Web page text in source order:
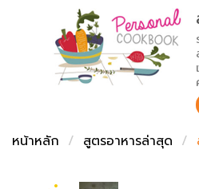
เปรียบเทียบหน่วยการ
เปรียบเทียบอุณหภูมิ
เปรียบเทียบน้ำหนักวัต
สร้าง Cookbook
หน้าหลัก
สูตรอาหารล่าสุด